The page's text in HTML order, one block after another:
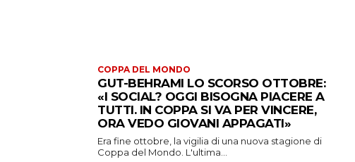
COPPA DEL MONDO
GUT-BEHRAMI LO SCORSO OTTOBRE:
«I SOCIAL? OGGI BISOGNA PIACERE A
TUTTI. IN COPPA SI VA PER VINCERE,
ORA VEDO GIOVANI APPAGATI»
Era fine ottobre, la vigilia di una nuova stagione di
Coppa del Mondo. L'ultima...